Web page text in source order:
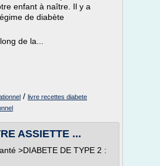
enfant à naître. Il y a
de diabète
de la...
/ livre recettes diabete
ASSIETTE ...
>DIABETE DE TYPE 2 :